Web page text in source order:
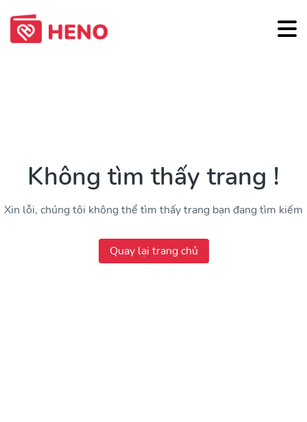
Không tìm thấy trang !
Xin lỗi, chúng tôi không thể tìm thấy trang bạn đang tìm kiếm
Quay lại trang chủ